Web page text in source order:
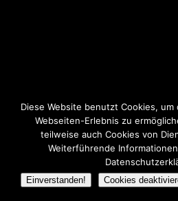
Diese Website benutzt Cookies,
Webseiten-Erlebnis zu
teilweise auch Cookies von
Weiterführende
Einverstanden! Cookies